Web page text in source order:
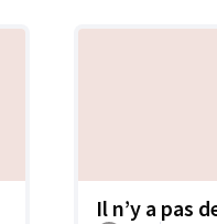
Il n’y a pas